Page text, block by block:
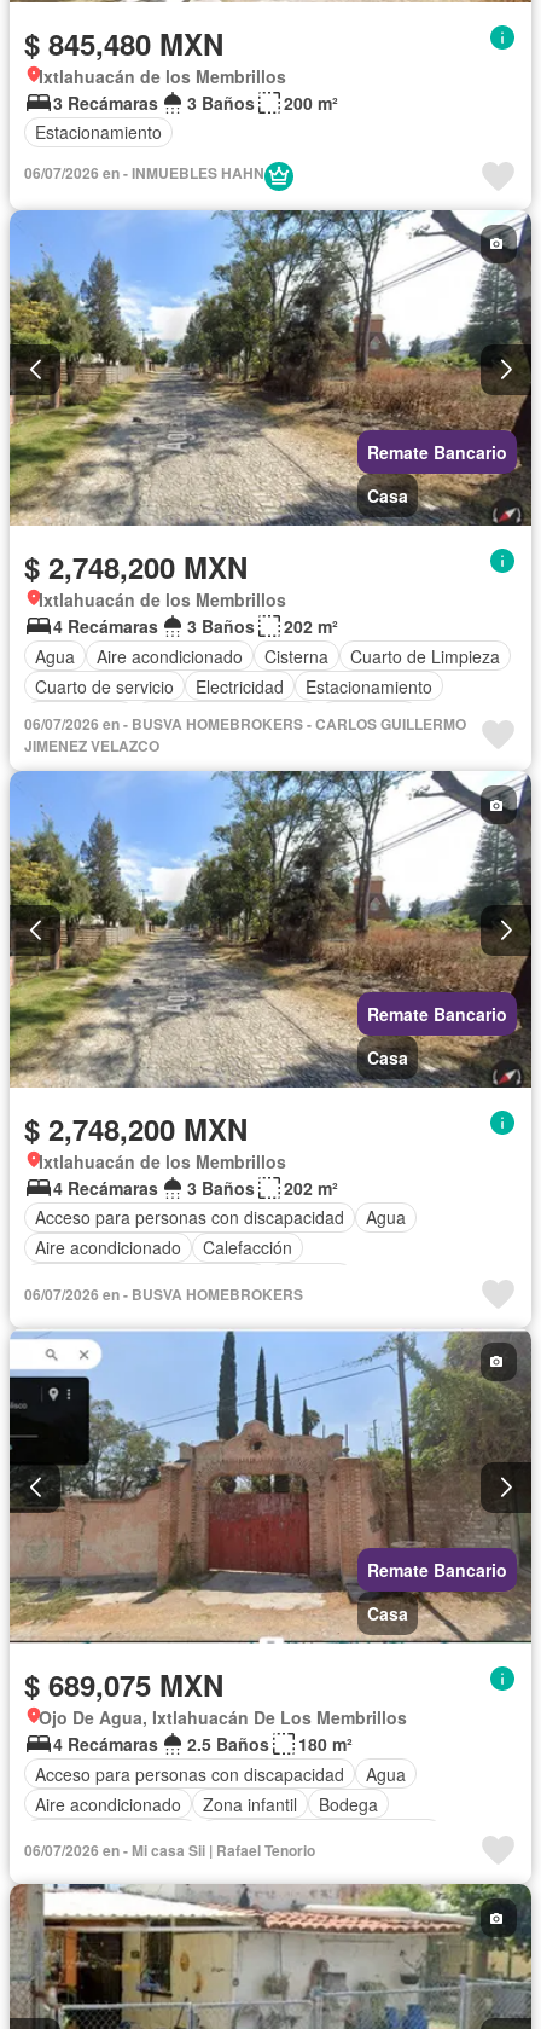
$ 845,480 MXN
Ixtlahuacán de los Membrillos
3 Recámaras
3 Baños
200 m²
Estacionamiento
06/07/2026 en - INMUEBLES HAHN
Remate Bancario
Casa
$ 2,748,200 MXN
Ixtlahuacán de los Membrillos
4 Recámaras
3 Baños
202 m²
Agua
Aire acondicionado Cisterna
Cuarto de Limpieza
Cuarto de servicio
Electricidad
Estacionamiento
Gas natural
Recámara con closet
Seguridad
Televisión por cable
06/07/2026 en - BUSVA HOMEBROKERS - CARLOS GUILLERMO
JIMENEZ VELAZCO
Remate Bancario
Casa
$ 2,748,200 MXN
Ixtlahuacán de los Membrillos
4 Recámaras
3 Baños
202 m²
Acceso para personas con discapacidad
Agua
Aire acondicionado
Calefacción
Cuarto de Limpieza
Cuarto de servicio
Estacionamiento
Gas natural
Jardín
Recámara con closet
Televisión por cable
Wifi
Zonas verdes
Sin amueblar
06/07/2026 en - BUSVA HOMEBROKERS
Remate Bancario
Casa
$ 689,075 MXN
Ojo De Agua, Ixtlahuacán De Los Membrillos
4 Recámaras
2.5 Baños
180 m²
Acceso para personas con discapacidad
Agua
Aire acondicionado
Zona infantil
Bodega
Cisterna
Cocina equipada
Cocina integral
Cuarto de Limpieza
Cuarto de servicio
Electricidad
Estacionamiento
Gas natural Internet
Jardín
Recámara con closet
Seguridad
Televisión por cable
Vista panorámica
Wifi Zonas verdes Sin amueblar
06/07/2026 en - Mi casa Sii | Rafael Tenorio